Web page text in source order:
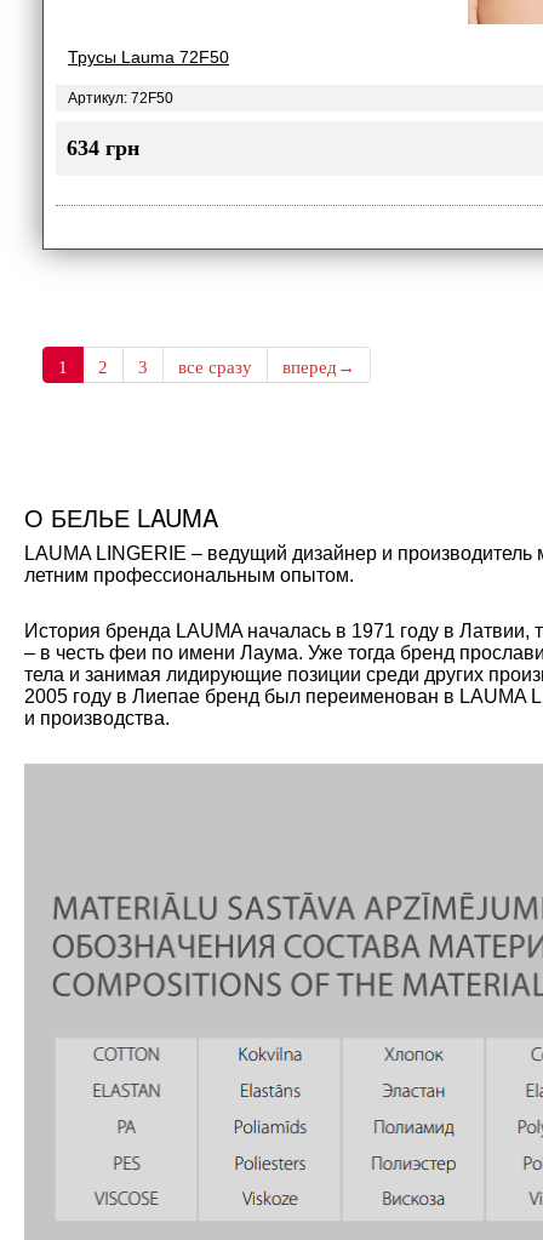
Трусы Lauma 72F50
Артикул: 72F50
634 грн
1 2 3 все сразу вперед→
О БЕЛЬЕ LAUMA
LAUMA LINGERIE – ведущий дизайнер и
летним профессиональным опытом.
История бренда LAUMA началась в 1971 году в
– в честь феи по имени Лаума. Уже тогда бренд
тела и занимая лидирующие позиции среди других
2005 году в Лиепае бренд был переименован в LAUMA
и производства.